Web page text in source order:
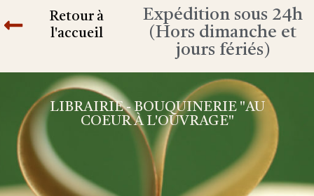
Retour à
l'accueil
Expédition sous 24h
(Hors dimanche et
jours fériés)
LIBRAIRIE - BOUQUINERIE "AU
COEUR À L'OUVRAGE"